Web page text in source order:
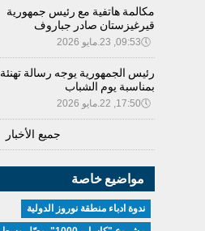
مكالمة هاتفية مع رئيس جمهورية
قيرغيزستان صادر جباروف
🕔09:53, 23.مايو 2026
رئيس الجمهورية يوجه رسالة تهنئة
بمناسبة يوم الشباب
🕔17:50, 22.مايو 2026
جميع الأخبار
مواضيع خاصة
ندوة ادباء منطقة نوروز الدولية